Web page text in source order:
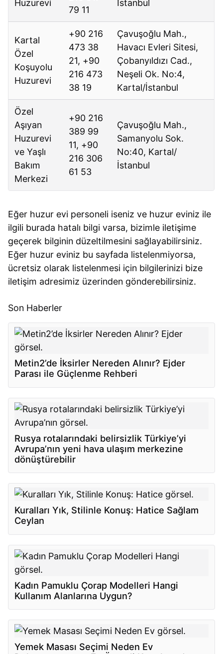
Huzurevi
79 11
İstanbul
Kartal
Özel
Koşuyolu
Huzurevi
+90 216
473 38
21, +90
216 473
38 19
Çavuşoğlu Mah.,
Havacı Evleri Sitesi,
Çobanyıldızı Cad.,
Neşeli Ok. No:4,
Kartal/İstanbul
Özel
Aşıyan
Huzurevi
ve Yaşlı
Bakım
Merkezi
+90 216
389 99
11, +90
216 306
61 53
Çavuşoğlu Mah.,
Samanyolu Sok.
No:40, Kartal/
İstanbul
Eğer huzur evi personeli iseniz ve huzur eviniz ile
ilgili burada hatalı bilgi varsa, bizimle iletişime
geçerek bilginin düzeltilmesini sağlayabilirsiniz.
Eğer huzur eviniz bu sayfada listelenmiyorsa,
ücretsiz olarak listelenmesi için bilgilerinizi bize
iletişim adresimiz üzerinden gönderebilirsiniz.
Son Haberler
Metin2’de İksirler Nereden Alınır? Ejder
Parası ile Güçlenme Rehberi
Rusya rotalarındaki belirsizlik Türkiye’yi
Avrupa’nın yeni hava ulaşım merkezine
dönüştürebilir
Kuralları Yık, Stilinle Konuş: Hatice Sağlam
Ceylan
Kadın Pamuklu Çorap Modelleri Hangi
Kullanım Alanlarına Uygun?
Yemek Masası Seçimi Neden Ev